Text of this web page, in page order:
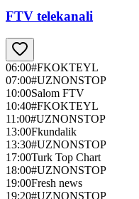
FTV telekanali
06:00#FKOKTEYL
07:00#UZNONSTOP
10:00Salom FTV
10:40#FKOKTEYL
11:00#UZNONSTOP
13:00Fkundalik
13:30#UZNONSTOP
17:00Turk Top Chart
18:00#UZNONSTOP
19:00Fresh news
19:20#UZNONSTOP